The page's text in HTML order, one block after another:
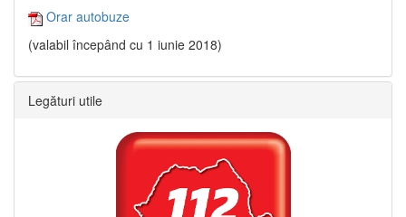
Orar autobuze
(valabil începând cu 1 iunie 2018)
Legături utile